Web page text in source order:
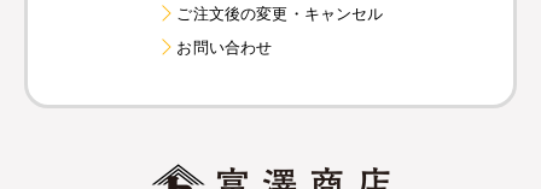
ご注文後の変更・キャンセル
お問い合わせ